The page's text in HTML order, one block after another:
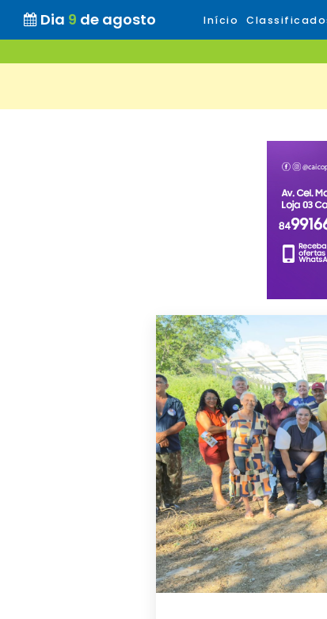
Dia 9 de agosto Início